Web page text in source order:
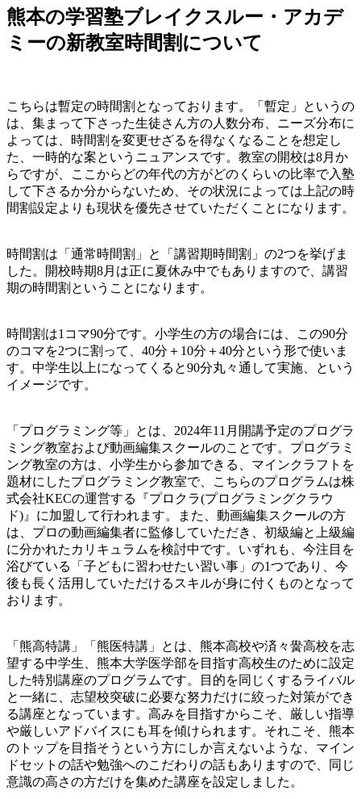
熊本の学習塾ブレイクスルー・アカデ
ミーの新教室時間割について
こちらは暫定の時間割となっております。「暫定」というの
は、集まって下さった生徒さん方の人数分布、ニーズ分布に
よっては、時間割を変更せざるを得なくなることを想定し
た、一時的な案というニュアンスです。教室の開校は8月か
らですが、ここからどの年代の方がどのくらいの比率で入塾
して下さるか分からないため、その状況によっては上記の時
間割設定よりも現状を優先させていただくことになります。
時間割は「通常時間割」と「講習期時間割」の2つを挙げま
した。開校時期8月は正に夏休み中でもありますので、講習
期の時間割ということになります。
時間割は1コマ90分です。小学生の方の場合には、この90分
のコマを2つに割って、40分＋10分＋40分という形で使いま
す。中学生以上になってくると90分丸々通して実施、という
イメージです。
「プログラミング等」とは、2024年11月開講予定のプログラ
ミング教室および動画編集スクールのことです。プログラミ
ング教室の方は、小学生から参加できる、マインクラフトを
題材にしたプログラミング教室で、こちらのプログラムは株
式会社KECの運営する『プロクラ(プログラミングクラウ
ド)』に加盟して行われます。また、動画編集スクールの方
は、プロの動画編集者に監修していただき、初級編と上級編
に分かれたカリキュラムを検討中です。いずれも、今注目を
浴びている「子どもに習わせたい習い事」の1つであり、今
後も長く活用していただけるスキルが身に付くものとなって
おります。
「熊高特講」「熊医特講」とは、熊本高校や済々黌高校を志
望する中学生、熊本大学医学部を目指す高校生のために設定
した特別講座のプログラムです。目的を同じくするライバル
と一緒に、志望校突破に必要な努力だけに絞った対策ができ
る講座となっています。高みを目指すからこそ、厳しい指導
や厳しいアドバイスにも耳を傾けられます。それこそ、熊本
のトップを目指そうという方にしか言えないような、マイン
ドセットの話や勉強へのこだわりの話もありますので、同じ
意識の高さの方だけを集めた講座を設定しました。